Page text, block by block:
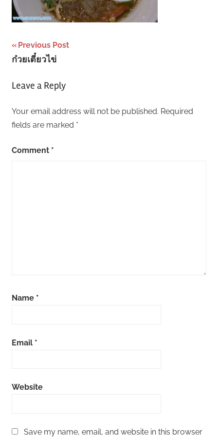
Post
navigation
Previous Post
ก๋วยเตี๋ยวไข่
Leave a Reply
Your email address will not be published. Required
fields are marked *
Comment *
Name *
Email *
Website
Save my name, email, and website in this browser